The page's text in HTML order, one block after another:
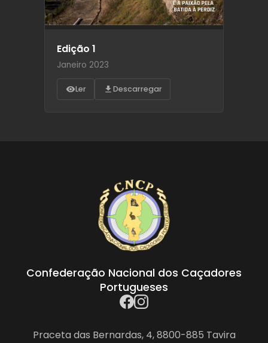
Edição 1
Janeiro 2023
Ler Descarregar
Confederação Nacional dos Caçadores
Portugueses
Praceta das Bernardas, 4, 8800-885 Tavira